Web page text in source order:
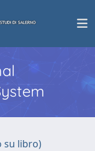
su libro)